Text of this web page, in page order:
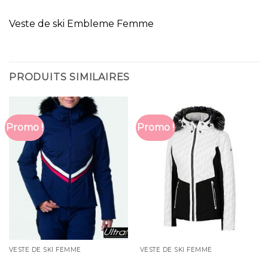
Veste de ski Embleme Femme
PRODUITS SIMILAIRES
Promo !
VESTE DE SKI FEMME
Promo !
VESTE DE SKI FEMME